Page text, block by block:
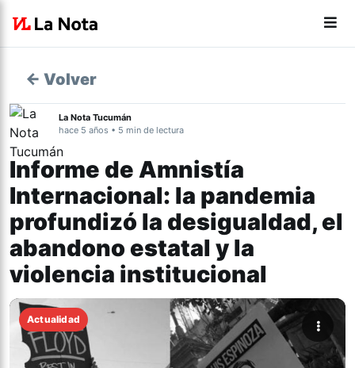
← Volver
La Nota Tucumán
hace 5 años • 5 min de lectura
Informe de Amnistía
Internacional: la pandemia
profundizó la desigualdad, el
abandono estatal y la
violencia institucional
Actualidad